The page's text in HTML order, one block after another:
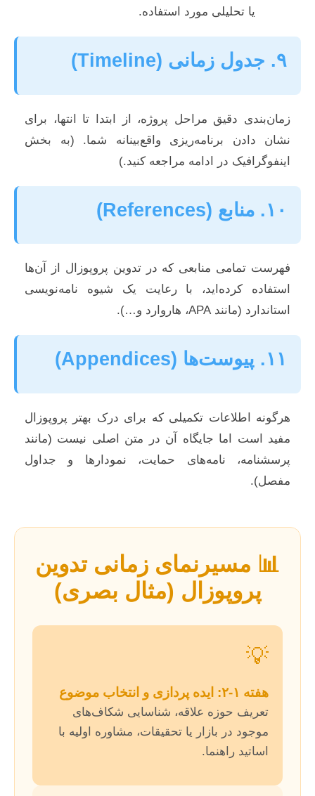
یا تحلیلی مورد استفاده.
۹. جدول زمانی (Timeline)
زمان‌بندی دقیق مراحل پروژه، از ابتدا تا انتها، برای
نشان دادن برنامه‌ریزی واقع‌بینانه شما. (به بخش
اینفوگرافیک در ادامه مراجعه کنید.)
۱۰. منابع (References)
فهرست تمامی منابعی که در تدوین پروپوزال از آن‌ها
استفاده کرده‌اید، با رعایت یک شیوه نامه‌نویسی
استاندارد (مانند APA، هاروارد و…).
۱۱. پیوست‌ها (Appendices)
هرگونه اطلاعات تکمیلی که برای درک بهتر پروپوزال
مفید است اما جایگاه آن در متن اصلی نیست (مانند
پرسشنامه، نامه‌های حمایت، نمودارها و جداول
مفصل).
📊 مسیرنمای زمانی تدوین
پروپوزال (مثال بصری)
💡
هفته ۱-۲: ایده پردازی و انتخاب موضوع
تعریف حوزه علاقه، شناسایی شکاف‌های
موجود در بازار یا تحقیقات، مشاوره اولیه با
اساتید راهنما.